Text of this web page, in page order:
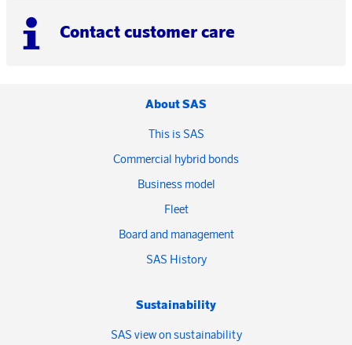
Contact customer care
About SAS
This is SAS
Commercial hybrid bonds
Business model
Fleet
Board and management
SAS History
Sustainability
SAS view on sustainability